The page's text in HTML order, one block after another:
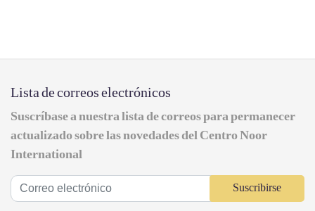
Lista de correos electrónicos
Suscríbase a nuestra lista de correos para permanecer
actualizado sobre las novedades del Centro Noor
International
Suscribirse